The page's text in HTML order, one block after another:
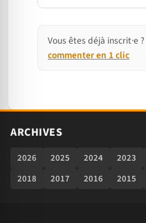
Vous êtes déjà inscrit·e ?
commenter en 1 clic
ARCHIVES
2026 2025 2024 2023
2018
2017 2016 2015